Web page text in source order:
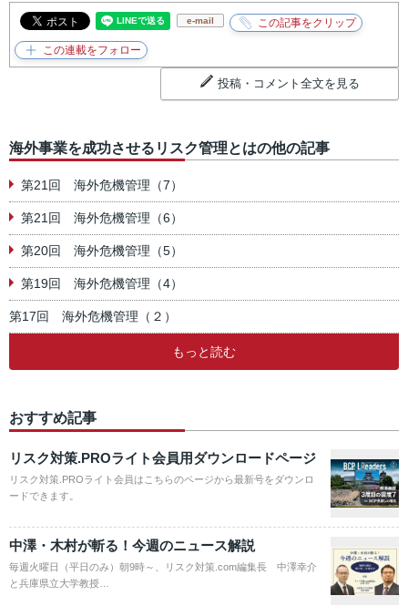
e-mail
投稿・コメント全文を見る
海外事業を成功させるリスク管理とはの他の記事
第21回 海外危機管理（7）
第21回 海外危機管理（6）
第20回 海外危機管理（5）
第19回 海外危機管理（4）
第17回 海外危機管理（２）
もっと読む
おすすめ記事
リスク対策.PROライト会員用ダウンロードページ
リスク対策.PROライト会員はこちらのページから最新号をダウンロ
ードできます。
中澤・木村が斬る！今週のニュース解説
毎週火曜日（平日のみ）朝9時～、リスク対策.com編集長 中澤幸介
と兵庫県立大学教授…